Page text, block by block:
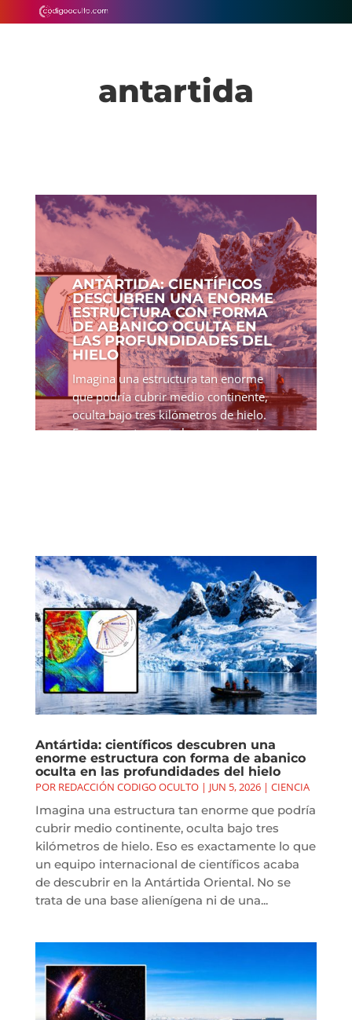
antartida
ANTÁRTIDA: CIENTÍFICOS
DESCUBREN UNA ENORME
ESTRUCTURA CON FORMA
DE ABANICO OCULTA EN
LAS PROFUNDIDADES DEL
HIELO
Imagina una estructura tan enorme
que podría cubrir medio continente,
oculta bajo tres kilómetros de hielo.
Eso es exactamente lo que un equipo
Antártida: científicos descubren una
enorme estructura con forma de abanico
oculta en las profundidades del hielo
POR REDACCIÓN CODIGO OCULTO| JUN 5, 2026| CIENCIA
Imagina una estructura tan enorme que podría
cubrir medio continente, oculta bajo tres
kilómetros de hielo. Eso es exactamente lo que
un equipo internacional de científicos acaba
de descubrir en la Antártida Oriental. No se
trata de una base alienígena ni de una...